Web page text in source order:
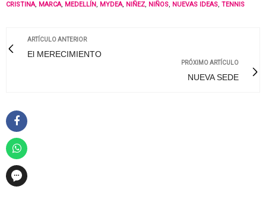
CRISTINA, MARCA, MEDELLÍN , MYDEA, NIÑEZ, NIÑOS, NUEVAS IDEAS, TENNIS
ARTÍCULO ANTERIOR
El MERECIMIENTO
PRÓXIMO ARTÍCULO
NUEVA SEDE